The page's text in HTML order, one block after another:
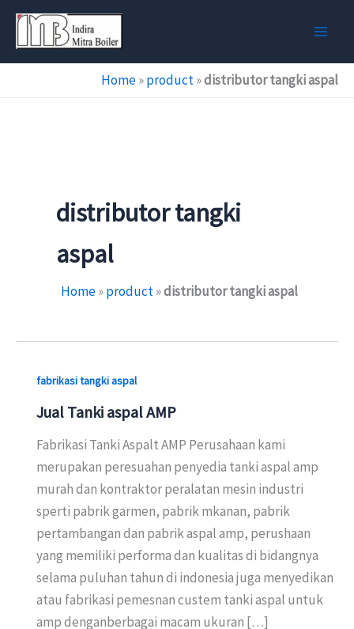
Skip
content
Home»product»distributor tangki aspal
distributor tangki
aspal
Home»product»distributor tangki aspal
fabrikasi tangki aspal
Jual Tanki aspal AMP
Fabrikasi Tanki Aspalt AMP Perusahaan kami
merupakan peresuahan penyedia tanki aspal amp
murah dan kontraktor peralatan mesin industri
sperti pabrik garmen, pabrik mkanan, pabrik
pertambangan dan pabrik aspal amp, perushaan
yang memiliki performa dan kualitas di bidangnya
selama puluhan tahun di indonesia juga menyedikan
atau fabrikasi pemesnan custem tanki aspal untuk
amp denganberbagai macam ukuran […]